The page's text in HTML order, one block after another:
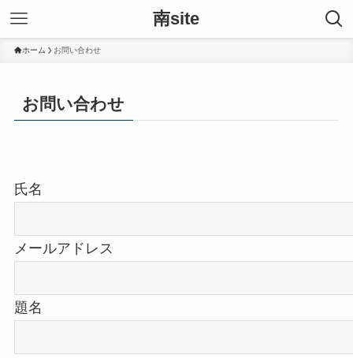
南site
ホーム お問い合わせ
お問い合わせ
氏名
メールアドレス
題名